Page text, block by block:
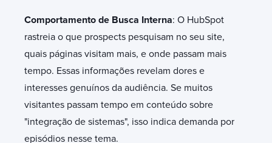
Comportamento de Busca Interna: O HubSpot
rastreia o que prospects pesquisam no seu site,
quais páginas visitam mais, e onde passam mais
tempo. Essas informações revelam dores e
interesses genuínos da audiência. Se muitos
visitantes passam tempo em conteúdo sobre
"integração de sistemas", isso indica demanda por
episódios nesse tema.